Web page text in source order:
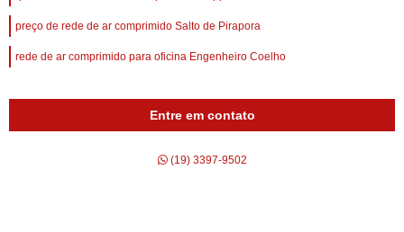
preço de rede de ar comprimido Salto de Pirapora
rede de ar comprimido para oficina Engenheiro Coelho
Entre em contato
(19) 3397-9502